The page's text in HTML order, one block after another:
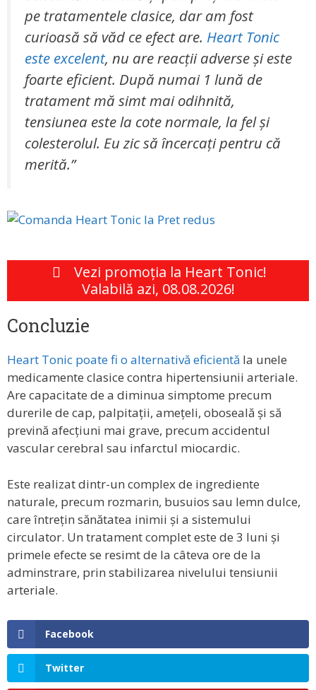
pe tratamentele clasice, dar am fost
curioasă să văd ce efect are. Heart Tonic
este excelent, nu are reacții adverse și este
foarte eficient. După numai 1 lună de
tratament mă simt mai odihnită,
tensiunea este la cote normale, la fel și
colesterolul. Eu zic să încercați pentru că
merită.”
Vezi promoția la Heart Tonic!
Valabilă azi, 08.08.2026!
Concluzie
Heart Tonic poate fi o alternativă eficientă la unele
medicamente clasice contra hipertensiunii arteriale.
Are capacitate de a diminua simptome precum
durerile de cap, palpitații, amețeli, oboseală și să
prevină afecțiuni mai grave, precum accidentul
vascular cerebral sau infarctul miocardic.
Este realizat dintr-un complex de ingrediente
naturale, precum rozmarin, busuios sau lemn dulce,
care întrețin sănătatea inimii și a sistemului
circulator. Un tratament complet este de 3 luni și
primele efecte se resimt de la câteva ore de la
adminstrare, prin stabilizarea nivelului tensiunii
arteriale.
Facebook
Twitter